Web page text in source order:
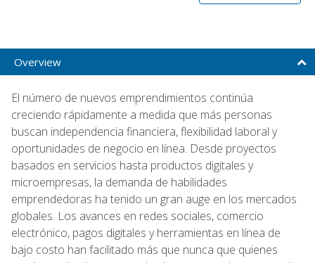
Overview
El número de nuevos emprendimientos continúa
creciendo rápidamente a medida que más personas
buscan independencia financiera, flexibilidad laboral y
oportunidades de negocio en línea. Desde proyectos
basados en servicios hasta productos digitales y
microempresas, la demanda de habilidades
emprendedoras ha tenido un gran auge en los mercados
globales. Los avances en redes sociales, comercio
electrónico, pagos digitales y herramientas en línea de
bajo costo han facilitado más que nunca que quienes